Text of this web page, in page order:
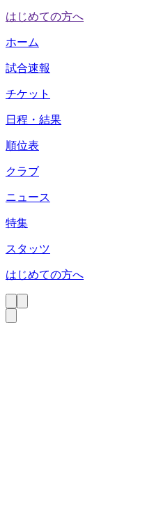
はじめての方へ
ホーム
試合速報
チケット
日程・結果
順位表
クラブ
ニュース
特集
スタッツ
はじめての方へ